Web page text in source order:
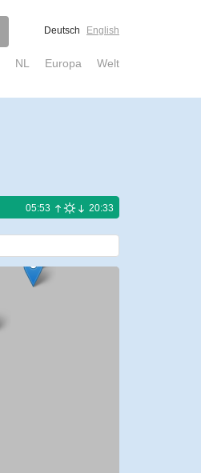
Deutsch English
NL Europa Welt
05:53 20:33